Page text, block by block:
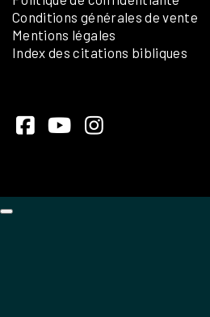
Conditions générales de vente
Mentions légales
Index des citations bibliques